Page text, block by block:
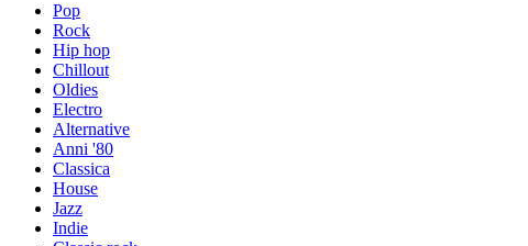
Pop
Rock
Hip hop
Chillout
Oldies
Electro
Alternative
Anni '80
Classica
House
Jazz
Indie